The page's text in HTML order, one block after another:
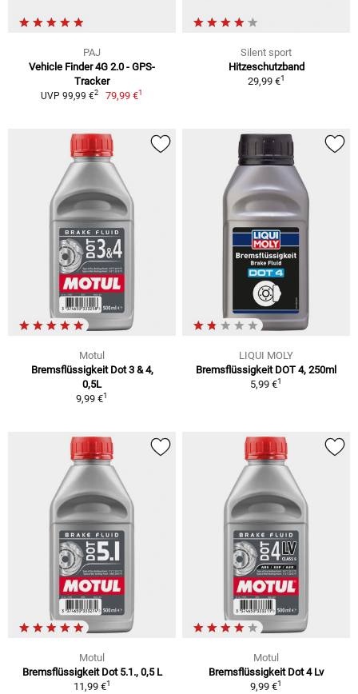
PAJ
Vehicle Finder 4G 2.0 - GPS-
Tracker
UVP 99,99 €2 79,99 €1
Silent sport
Hitzeschutzband
29,99 €1
Motul
Bremsflüssigkeit Dot 3 & 4,
0,5L
9,99 €1
LIQUI MOLY
Bremsflüssigkeit DOT 4, 250ml
5,99 €1
Motul
Bremsflüssigkeit Dot 5.1., 0,5 L
11,99 €1
Motul
Bremsflüssigkeit Dot 4 Lv
9,99 €1